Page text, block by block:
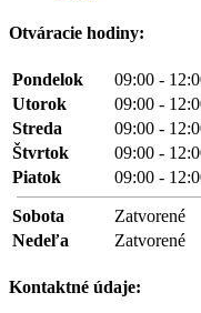
Otváracie hodiny:
Pondelok
09:00 -
Utorok
09:00 -
Streda
09:00 -
Štvrtok
09:00 -
Piatok
09:00 -
Sobota
Zatvorené
Nedeľa
Zatvorené
Kontaktné údaje: